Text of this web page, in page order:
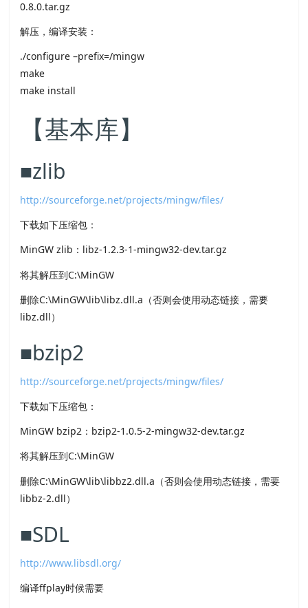
0.8.0.tar.gz
解压，编译安装：
./configure –prefix=/mingw
make
make install
【基本库】
■zlib
http://sourceforge.net/projects/mingw/files/
下载如下压缩包：
MinGW zlib：libz-1.2.3-1-mingw32-dev.tar.gz
将其解压到C:\MinGW
删除C:\MinGW\lib\libz.dll.a（否则会使用动态链接，需要
libz.dll）
■bzip2
http://sourceforge.net/projects/mingw/files/
下载如下压缩包：
MinGW bzip2：bzip2-1.0.5-2-mingw32-dev.tar.gz
将其解压到C:\MinGW
删除C:\MinGW\lib\libbz2.dll.a（否则会使用动态链接，需要
libbz-2.dll）
■SDL
http://www.libsdl.org/
编译ffplay时候需要